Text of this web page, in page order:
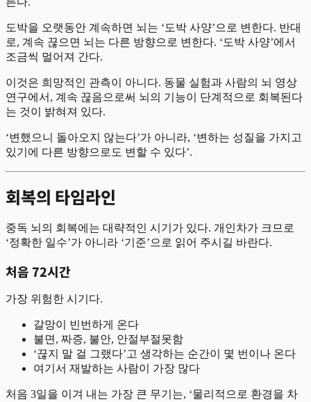
도박을 오랫동안 계속하면 뇌는 ‘도박 사양’으로 변한다. 반대
로, 계속 끊으면 뇌는 다른 방향으로 변한다. ‘도박 사양’에서
조금씩 멀어져 간다.
이것은 희망적인 관측이 아니다. 동물 실험과 사람의 뇌 영상
연구에서, 계속 끊음으로써 뇌의 기능이 단계적으로 회복된다
는 것이 밝혀져 있다.
‘변했으니 돌아오지 않는다’가 아니라, ‘변하는 성질을 가지고
있기에 다른 방향으로도 변할 수 있다’.
회복의 타임라인
중독 뇌의 회복에는 대략적인 시기가 있다. 개인차가 크므로
‘정확한 일수’가 아니라 ‘기준’으로 읽어 주시길 바란다.
처음 72시간
가장 위험한 시기다.
갈망이 빈번하게 온다
불면, 짜증, 불안, 안절부절못함
‘끊지 말 걸 그랬다’고 생각하는 순간이 몇 번이나 온다
여기서 재발하는 사람이 가장 많다
처음 3일을 이겨 내는 가장 큰 무기는, ‘물리적으로 환경을 차